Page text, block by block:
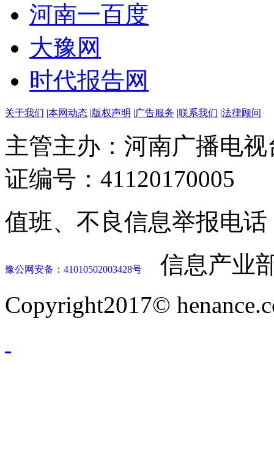
河南一百度
大豫网
时代报告网
关于我们 |本网动态 |版权声明 |广告服务 |联系我们 |法律顾问
主管主办：河南广播电
证编号：41120170005
值班、不良信息举报电话
豫公网安备：41010502003428号
信息产业
Copyright2017©